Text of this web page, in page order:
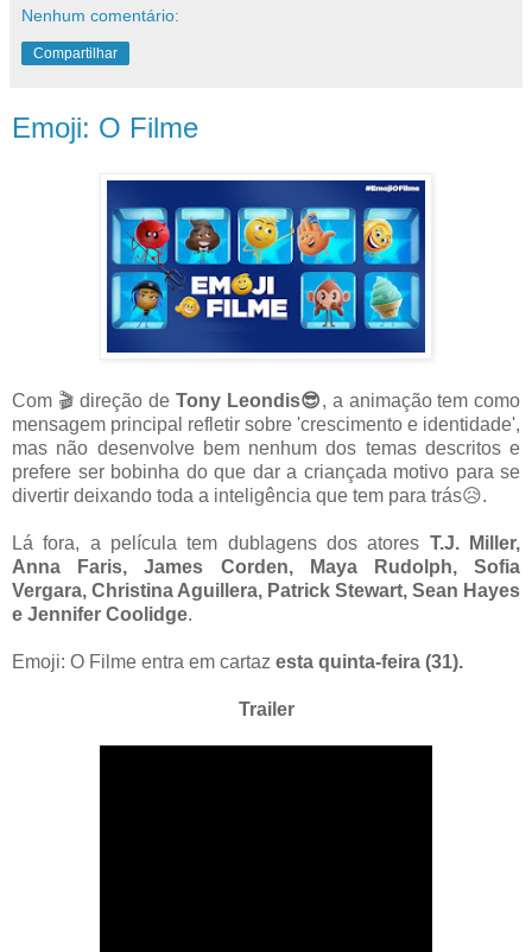
Nenhum comentário:
Compartilhar
Emoji: O Filme
Com 🎬 direção de Tony Leondis😎, a animação tem como
mensagem principal refletir sobre 'crescimento e identidade',
mas não desenvolve bem nenhum dos temas descritos e
prefere ser bobinha do que dar a criançada motivo para se
divertir deixando toda a inteligência que tem para trás😥.
Lá fora, a película tem dublagens dos atores T.J. Miller,
Anna Faris, James Corden, Maya Rudolph, Sofia
Vergara, Christina Aguillera, Patrick Stewart, Sean Hayes
e Jennifer Coolidge.
Emoji: O Filme entra em cartaz esta quinta-feira (31).
Trailer